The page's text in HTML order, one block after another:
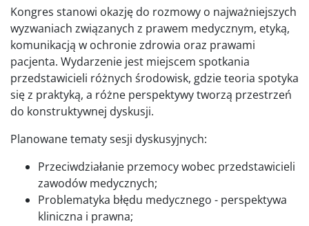
Kongres stanowi okazję do rozmowy o najważniejszych
wyzwaniach związanych z prawem medycznym, etyką,
komunikacją w ochronie zdrowia oraz prawami
pacjenta. Wydarzenie jest miejscem spotkania
przedstawicieli różnych środowisk, gdzie teoria spotyka
się z praktyką, a różne perspektywy tworzą przestrzeń
do konstruktywnej dyskusji.
Planowane tematy sesji dyskusyjnych:
Przeciwdziałanie przemocy wobec przedstawicieli
zawodów medycznych;
Problematyka błędu medycznego - perspektywa
kliniczna i prawna;